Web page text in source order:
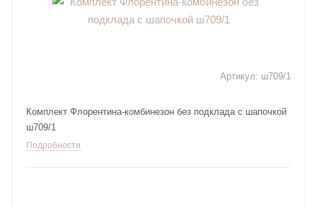
Артикул: ш709/1
Комплект Флорентина-комбинезон без подклада с шапочкой
ш709/1
Подробности